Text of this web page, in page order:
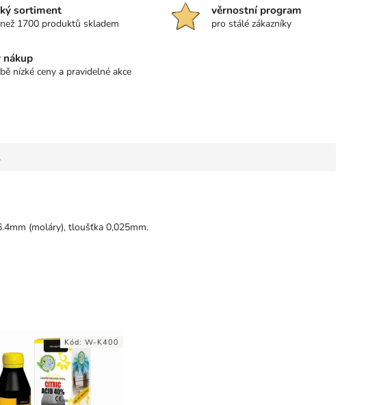
sortiment
1700 produktů skladem
věrnostní program
pro stálé zákazníky
nízké ceny a pravidelné akce
(moláry), tloušťka 0,025mm.
Kód: W-K400